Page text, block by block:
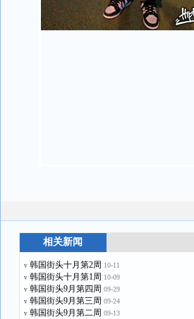
相关新闻
v 韩国街头十月第2周 10-11
v 韩国街头十月第1周 10-09
v 韩国街头9月第四周 09-29
v 韩国街头9月第三周 09-24
v 韩国街头9月第二周 09-13